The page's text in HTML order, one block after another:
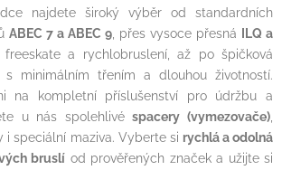
najdete široký výběr od standardních
ABEC 7 a ABEC 9 , přes vysoce přesná ILQ a
a rychlobruslení, až po špičková
s minimálním třením a dlouhou životností.
na kompletní příslušenství pro údržbu a
u nás spolehlivéspacery (vymezovače)
i speciální maziva. Vyberte si rychlá a odolná
bruslí od prověřených značek a užijte si